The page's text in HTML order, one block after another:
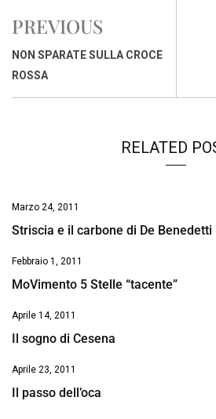
b
o
o
s
A
d
d
PREVIOUS
NON SPARATE SULLA CROCE
ROSSA
RELATED
Marzo 24, 2011
Striscia e il carbone di De Benedetti
Febbraio 1, 2011
MoVimento 5 Stelle “tacente”
Aprile 14, 2011
Il sogno di Cesena
Aprile 23, 2011
Il passo dell’oca